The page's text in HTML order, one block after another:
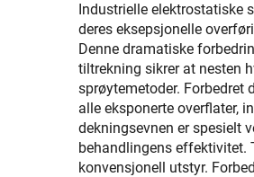
Industrielle elektrostatiske
deres eksepsjonelle
Denne dramatiske
tiltrekning sikrer at nesten
sprøytemetoder. Forbedret
alle eksponerte overflater,
dekningsevnen er spesielt
behandlingens effektivitet.
konvensjonell utstyr.